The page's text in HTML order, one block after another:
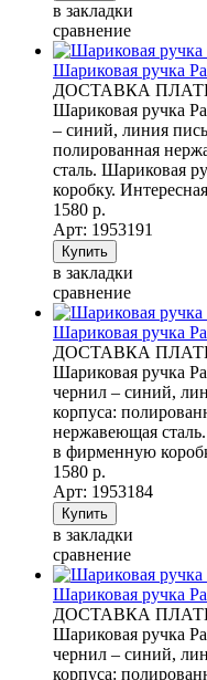
в закладки
сравнение
Шариковая ручка
ДОСТАВКА
Шариковая ручка
– синий, линия
полированная
сталь. Шариковая
коробку.
1580 р.
Арт: 1953191
в закладки
сравнение
Шариковая ручка
ДОСТАВКА
Шариковая ручка
чернил – синий,
корпуса:
нержавеющая
в фирменную
1580 р.
Арт: 1953184
в закладки
сравнение
Шариковая ручка
ДОСТАВКА
Шариковая ручка
чернил – синий,
корпуса: